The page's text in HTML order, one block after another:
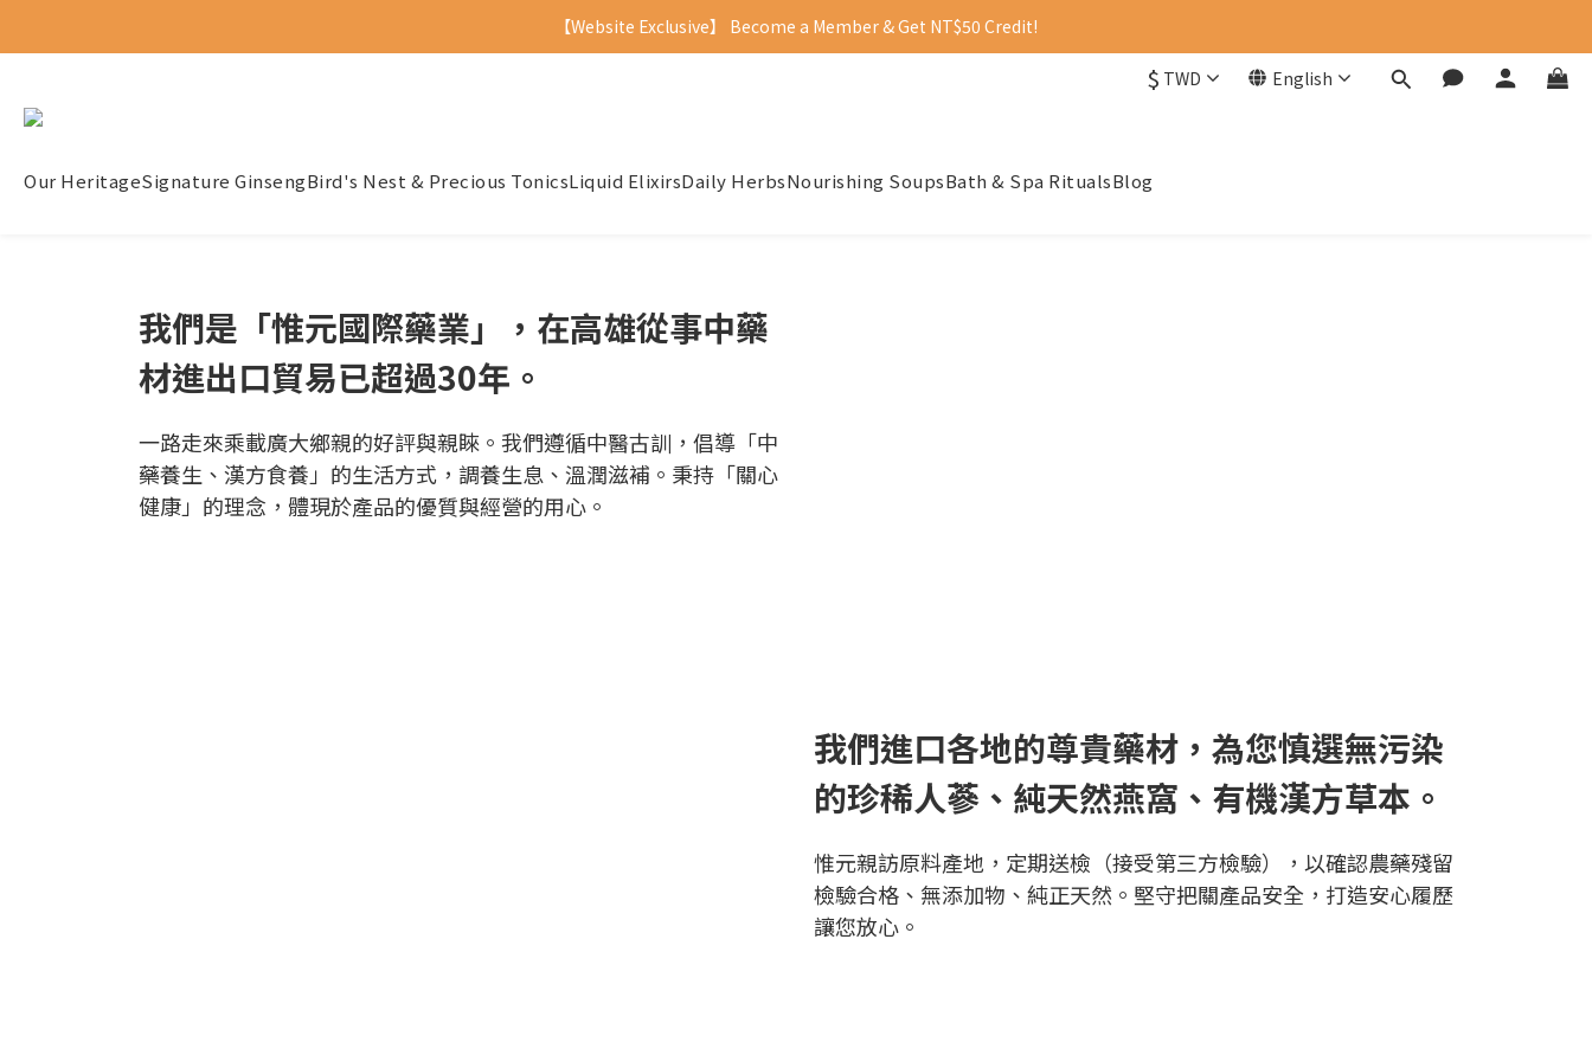
【Website Exclusive】 Become a Member & Get NT$50 Credit!
$ TWD English
Our HeritageSignature GinsengBird's Nest & Precious TonicsLiquid ElixirsDaily HerbsNourishing SoupsBath & Spa RitualsBlog
我們是「惟元國際藥業」，在高雄從事中藥
材進出口貿易已超過30年。
一路走來乘載廣大鄉親的好評與親睞。我們遵循中醫古訓，倡導「中
藥養生、漢方食養」的生活方式，調養生息、溫潤滋補。秉持「關心
健康」的理念，體現於產品的優質與經營的用心。
我們進口各地的尊貴藥材，為您慎選無污染
的珍稀人蔘、純天然燕窩、有機漢方草本。
惟元親訪原料產地，定期送檢（接受第三方檢驗），以確認農藥殘留
檢驗合格、無添加物、純正天然。堅守把關產品安全，打造安心履歷
讓您放心。